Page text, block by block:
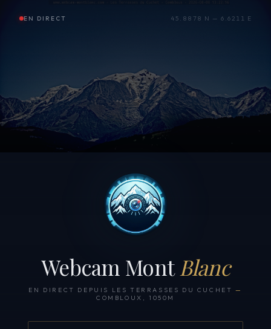
EN DIRECT 45.8878 N — 6.6211 E
Webcam Mont Blanc
EN DIRECT DEPUIS LES TERRASSES DU CUCHET —
COMBLOUX, 1050M